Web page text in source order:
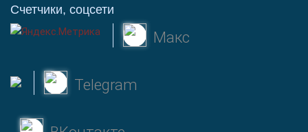
Счетчики, соцсети
Макс
Telegram